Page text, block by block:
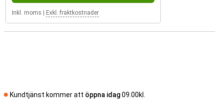
Inkl. moms Exkl. fraktkostnader
Kundtjänst kommer att öppna idag09.00kl.